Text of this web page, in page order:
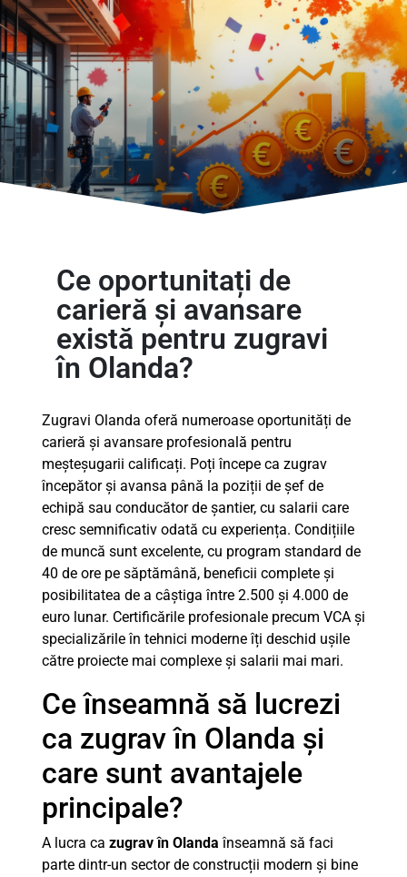
Ce oportunitați de
carieră și avansare
există pentru zugravi
în Olanda?
Zugravi Olanda oferă numeroase oportunități de
carieră și avansare profesională pentru
meșteșugarii calificați. Poți începe ca zugrav
începător și avansa până la poziții de șef de
echipă sau conducător de șantier, cu salarii care
cresc semnificativ odată cu experiența. Condițiile
de muncă sunt excelente, cu program standard de
40 de ore pe săptămână, beneficii complete și
posibilitatea de a câștiga între 2.500 și 4.000 de
euro lunar. Certificările profesionale precum VCA și
specializările în tehnici moderne îți deschid ușile
către proiecte mai complexe și salarii mai mari.
Ce înseamnă să lucrezi
ca zugrav în Olanda și
care sunt avantajele
principale?
A lucra ca zugrav în Olanda înseamnă să faci
parte dintr-un sector de construcții modern și bine